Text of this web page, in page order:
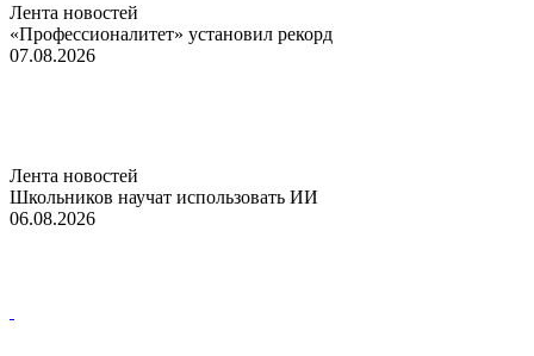
Лента новостей
«Профессионалитет» установил рекорд
07.08.2026
Лента новостей
Школьников научат использовать ИИ
06.08.2026